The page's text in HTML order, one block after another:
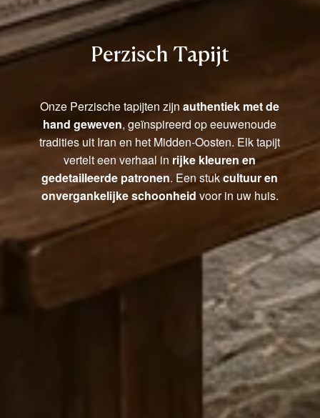
Perzisch Tapijt
Onze Perzische tapijten zijnauthentiek met de
hand geweven, geïnspireerd op eeuwenoude
tradities uit Iran en het Midden-Oosten. Elk tapijt
vertelt een verhaal in rijke kleuren en
gedetailleerde patronen. Een stukcultuur en
onvergankelijke schoonheid voor in uw huis.